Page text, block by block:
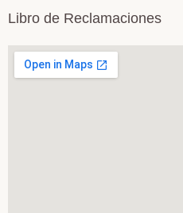
Libro de Reclamaciones